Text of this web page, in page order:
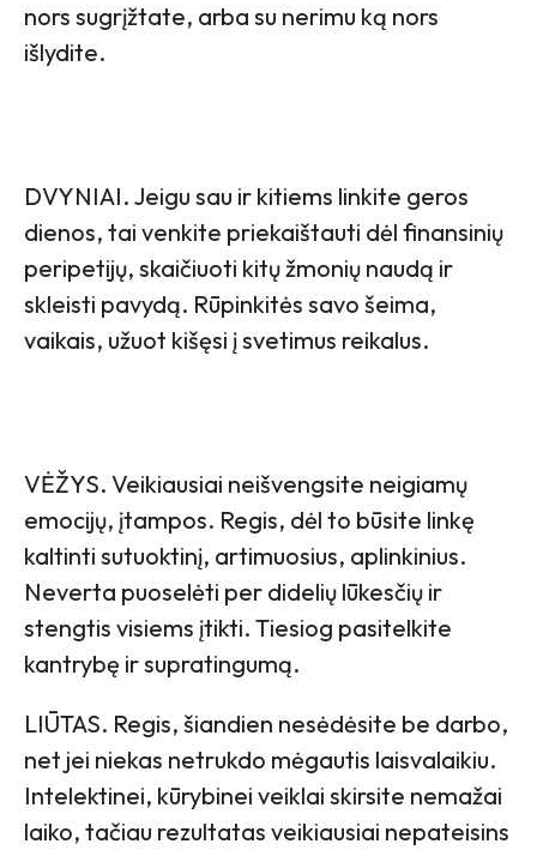
nors sugrįžtate, arba su nerimu ką nors
išlydite.
DVYNIAI. Jeigu sau ir kitiems linkite geros
dienos, tai venkite priekaištauti dėl finansinių
peripetijų, skaičiuoti kitų žmonių naudą ir
skleisti pavydą. Rūpinkitės savo šeima,
vaikais, užuot kišęsi į svetimus reikalus.
VĖŽYS. Veikiausiai neišvengsite neigiamų
emocijų, įtampos. Regis, dėl to būsite linkę
kaltinti sutuoktinį, artimuosius, aplinkinius.
Neverta puoselėti per didelių lūkesčių ir
stengtis visiems įtikti. Tiesiog pasitelkite
kantrybę ir supratingumą.
LIŪTAS. Regis, šiandien nesėdėsite be darbo,
net jei niekas netrukdo mėgautis laisvalaikiu.
Intelektinei, kūrybinei veiklai skirsite nemažai
laiko, tačiau rezultatas veikiausiai nepateisins